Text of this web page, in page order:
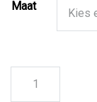
Maat
heren